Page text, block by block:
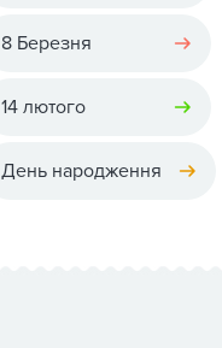
8 Березня
14 лютого
День народження